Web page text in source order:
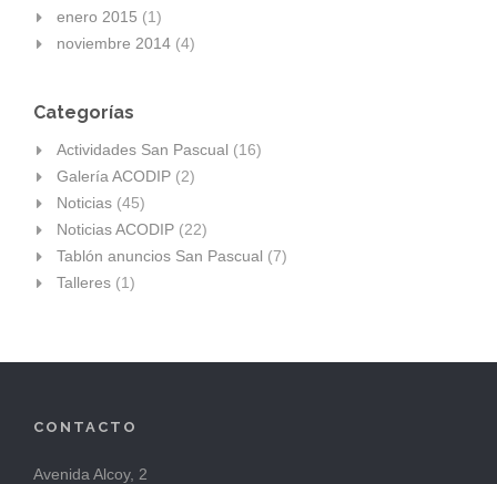
enero 2015 (1)
noviembre 2014 (4)
Categorías
Actividades San Pascual (16)
Galería ACODIP (2)
Noticias (45)
Noticias ACODIP (22)
Tablón anuncios San Pascual (7)
Talleres (1)
CONTACTO
Avenida Alcoy, 2